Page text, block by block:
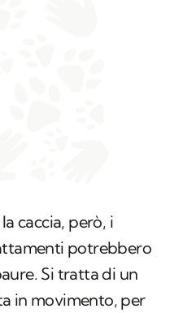
caccia, però, i
potrebbero
Si tratta di un
in movimento, per